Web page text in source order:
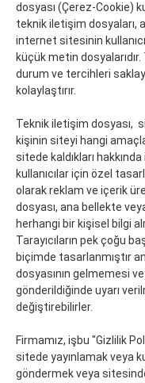
dosyası (Çerez-Cookie)
teknik iletişim dosyaları,
internet sitesinin
küçük metin
durum ve tercihleri
kolaylaştırır.
Teknik iletişim dosyası,
kişinin siteyi hangi
sitede kaldıkları
kullanıcılar için özel
olarak reklam ve içerik
dosyası, ana bellekte
herhangi bir kişisel bilgi
Tarayıcıların pek çoğu
biçimde tasarlanmıştır
dosyasının gelmemesi
gönderildiğinde uyarı
değiştirebilirler.
Firmamız, işbu "Gizlilik
sitede yayınlamak veya
göndermek veya